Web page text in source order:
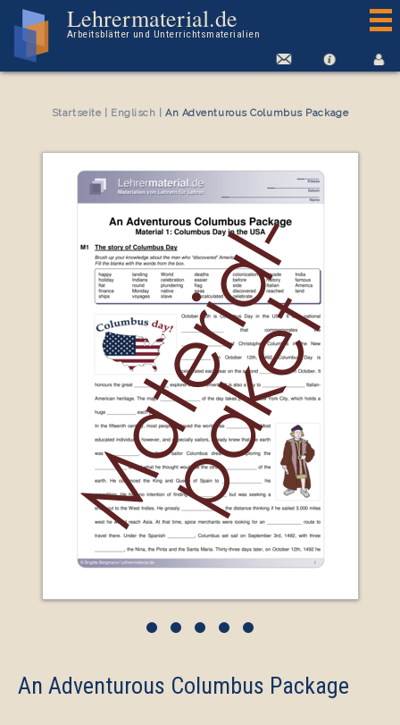
Lehrermaterial.de
Arbeitsblätter und Unterrichtsmaterialien
Startseite| Englisch |An Adventurous Columbus Package
•••••
An Adventurous Columbus Package